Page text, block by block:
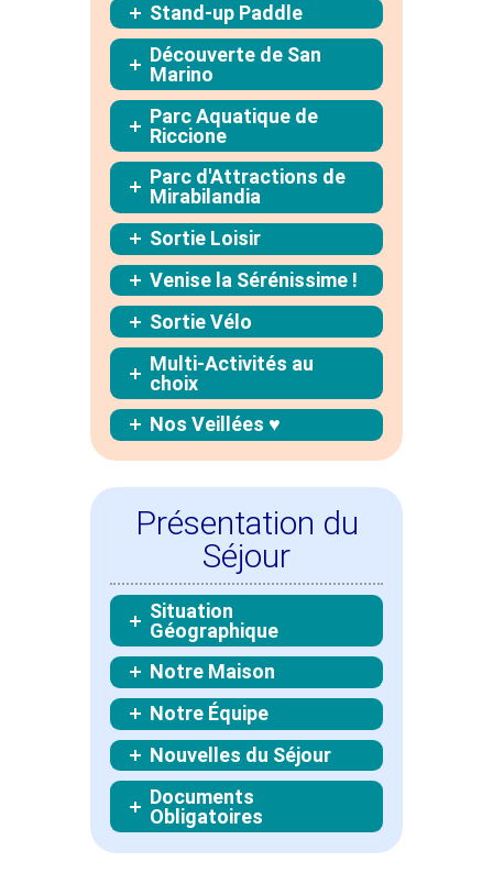
Stand-up Paddle
Découverte de San
Marino
Parc Aquatique de
Riccione
Parc d'Attractions de
Mirabilandia
Sortie Loisir
Venise la Sérénissime !
Sortie Vélo
Multi-Activités au
choix
Nos Veillées ♥
Présentation du
Séjour
Situation
Géographique
Notre Maison
Notre Équipe
Nouvelles du Séjour
Documents
Obligatoires